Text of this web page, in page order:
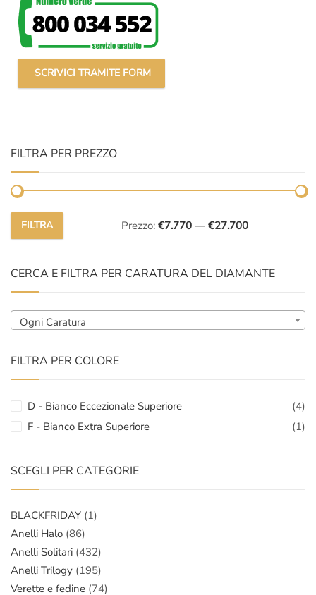
SCRIVICI TRAMITE FORM
FILTRA PER PREZZO
Prezzo
Prezzo
FILTRA Prezzo: €7.770— €27.700
CERCA E FILTRA PER CARATURA DEL DIAMANTE
Ogni Caratura
FILTRA PER COLORE
D - Bianco Eccezionale Superiore
(4)
F - Bianco Extra Superiore
(1)
SCEGLI PER CATEGORIE
BLACKFRIDAY (1)
Anelli Halo (86)
Anelli Solitari (432)
Anelli Trilogy (195)
Verette e fedine (74)